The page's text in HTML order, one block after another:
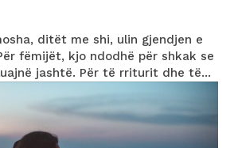
ditët me shi, ulin gjendjen e
fëmijët, kjo ndodhë për shkak se
jashtë. Për të rriturit dhe të...